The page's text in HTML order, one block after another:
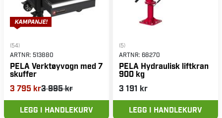
(54)
ARTNR: 513880
PELA Verktøyvogn med 7
skuffer
3 795 kr3 995 kr
LEGG I HANDLEKURV
(5)
ARTNR: 68270
PELA Hydraulisk liftkran
900 kg
3 191 kr
LEGG I HANDLEKURV